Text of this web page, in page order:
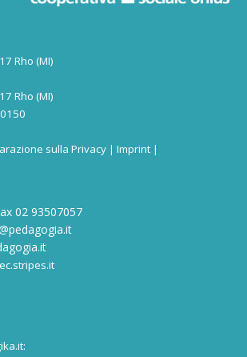
Rho (MI)
Rho (MI)
sulla Privacy | Imprint |
02 93507057